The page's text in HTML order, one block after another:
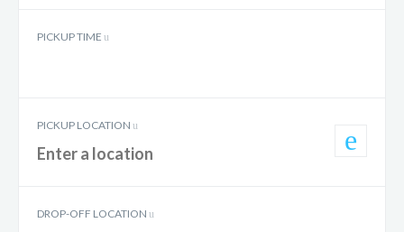
PICKUP TIME
PICKUP LOCATION
DROP-OFF LOCATION